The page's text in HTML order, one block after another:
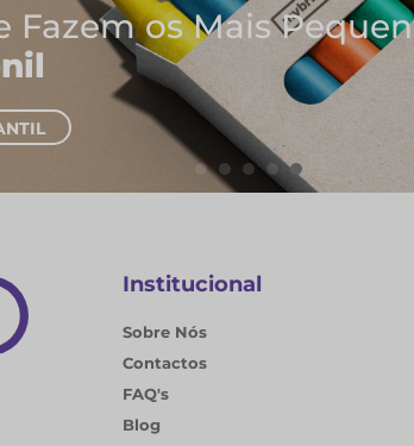
As Melhores Ideias
e Blocos de Notas
Institucional
Sobre Nós
Contactos
FAQ's
Blog